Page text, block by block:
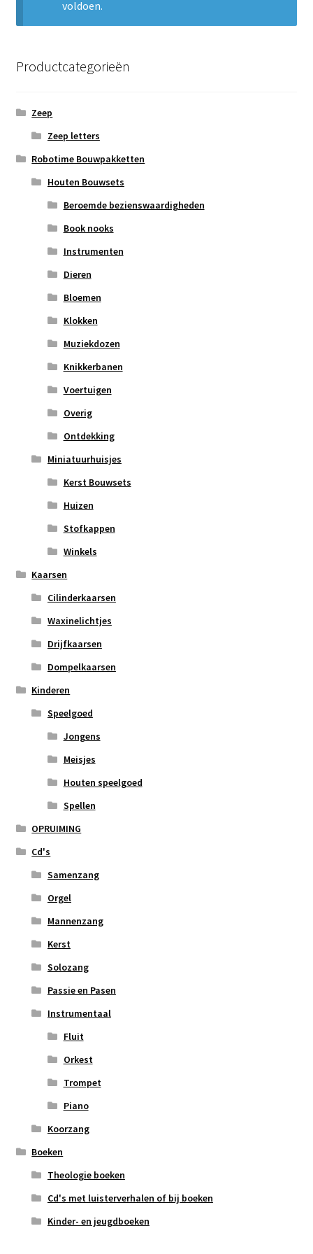
voldoen.
Productcategorieën
Zeep
Zeep letters
Robotime Bouwpakketten
Houten Bouwsets
Beroemde bezienswaardigheden
Book nooks
Instrumenten
Dieren
Bloemen
Klokken
Muziekdozen
Knikkerbanen
Voertuigen
Overig
Ontdekking
Miniatuurhuisjes
Kerst Bouwsets
Huizen
Stofkappen
Winkels
Kaarsen
Cilinderkaarsen
Waxinelichtjes
Drijfkaarsen
Dompelkaarsen
Kinderen
Speelgoed
Jongens
Meisjes
Houten speelgoed
Spellen
OPRUIMING
Cd's
Samenzang
Orgel
Mannenzang
Kerst
Solozang
Passie en Pasen
Instrumentaal
Fluit
Orkest
Trompet
Piano
Koorzang
Boeken
Theologie boeken
Cd's met luisterverhalen of bij boeken
Kinder- en jeugdboeken